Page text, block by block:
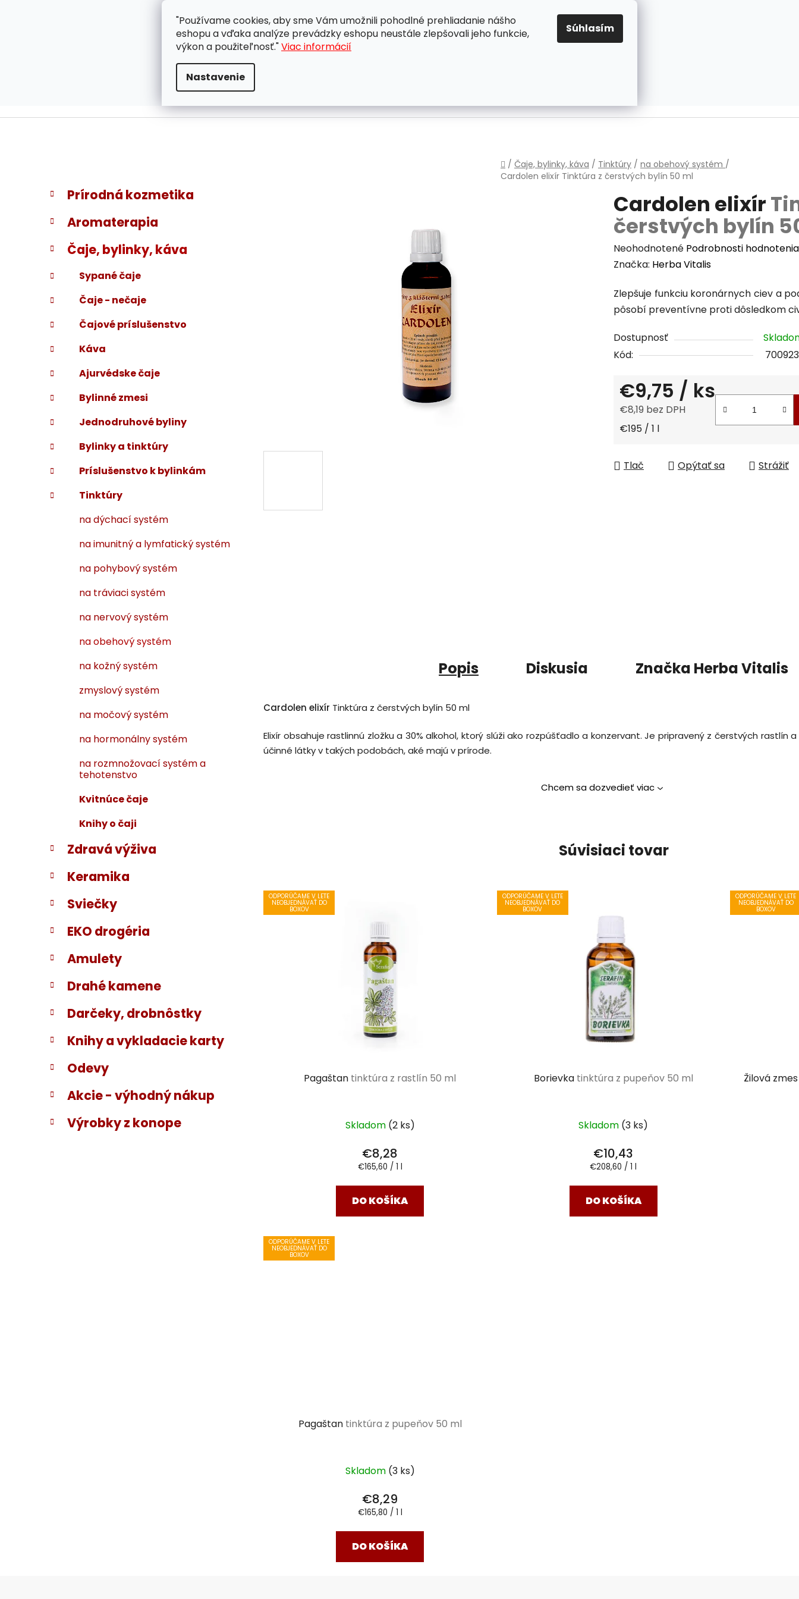
"Používame cookies, aby sme Vám umožnili pohodlné prehliadanie nášho
eshopu a vďaka analýze prevádzky eshopu neustále zlepšovali jeho funkcie,
výkon a použiteľnosť."Viac informácií
Nastavenie
Súhlasím
ZÁKAZNÍCKA PODPORA OBCHODNÉ PODMIENKY OCHRANA OSOBNÝCH ÚDAJOV PRAVIDLÁ PRE COOKIES
EUR
Domov
/ Čaje, bylinky, káva / Tinktúry / na obehový systém /
Cardolen elixír Tinktúra z čerstvých bylín 50 ml
B
č
ý
a
n
l
Preskočiť
kategórie
K
a
t
e
ó
i
Prírodná kozmetika
Aromaterapia
Čaje, bylinky, káva
Sypané čaje
Čaje - nečaje
Čajové príslušenstvo
Káva
Ajurvédske čaje
Bylinné zmesi
Jednodruhové byliny
Bylinky a tinktúry
Príslušenstvo k bylinkám
Tinktúry
na dýchací systém
na imunitný a lymfatický systém
na pohybový systém
na tráviaci systém
na nervový systém
na obehový systém
na kožný systém
zmyslový systém
na močový systém
na hormonálny systém
na rozmnožovací systém a
tehotenstvo
Kvitnúce čaje
Knihy o čaji
Zdravá výživa
Keramika
Sviečky
EKO drogéria
Amulety
Drahé kamene
Darčeky, drobnôstky
Knihy a vykladacie karty
Odevy
Akcie - výhodný nákup
Výrobky z konope
Cardolen elixír
čerstvých bylín
Priemerné
hodnotenie
je
0,0
5
hviezdičiek.
Neohodnotené Podrobnosti hodnotenia
Značka: Herba Vitalis
Zlepšuje funkciu koronárnych ciev a
pôsobí preventívne proti dôsledkom
Dostupnosť
Kód:
700923
€9,75 / ks
€8,19 bez DPH
Jednotková cena:
€195 / 1 l
Tlač Opýtať sa Strážiť
Popis Diskusia Značka Herba Vitalis
Cardolen elixír Tinktúra z čerstvých bylín 50 ml
Elixír obsahuje rastlinnú zložku a 30% alkohol, ktorý slúži ako rozpúšťadlo a konzervant. Je pripravený z čerstvých
účinné látky v takých podobách, aké majú v prírode.
Chcem sa dozvedieť viac
Súvisiaci tovar
ODPORÚČAME V LETE
NEOBJEDNÁVAŤ DO
BOXOV
Pagaštan tinktúra z rastlín 50 ml
Skladom (2 ks)
€8,28
Jednotková
€165,60 / 1 l
DO KOŠÍKA
ODPORÚČAME V LETE
NEOBJEDNÁVAŤ DO
BOXOV
Borievka tinktúra z pupeňov 50 ml
Skladom (3 ks)
€10,43
Jednotková
€208,60 / 1 l
DO KOŠÍKA
ODPORÚČAME V LETE
NEOBJEDNÁVAŤ DO
BOXOV
Žilová
ODPORÚČAME V LETE
NEOBJEDNÁVAŤ DO
BOXOV
Pagaštan tinktúra z pupeňov 50 ml
Skladom (3 ks)
€8,29
Jednotková
€165,80 / 1 l
DO KOŠÍKA